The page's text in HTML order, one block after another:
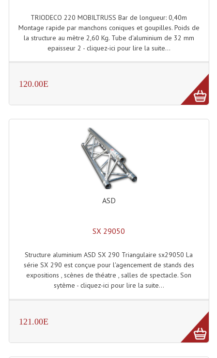
TRIODECO 220 MOBILTRUSS Bar de longueur: 0,40m
Montage rapide par manchons coniques et goupilles. Poids de
la structure au mètre 2,60 Kg. Tube d'aluminium de 32 mm
epaisseur 2 - cliquez-ici pour lire la suite...
120.00E
ASD
SX 29050
Structure aluminium ASD SX 290 Triangulaire sx29050 La
série SX 290 est conçue pour l'agencement de stands des
expositions , scènes de théatre , salles de spectacle. Son
sytème - cliquez-ici pour lire la suite...
121.00E